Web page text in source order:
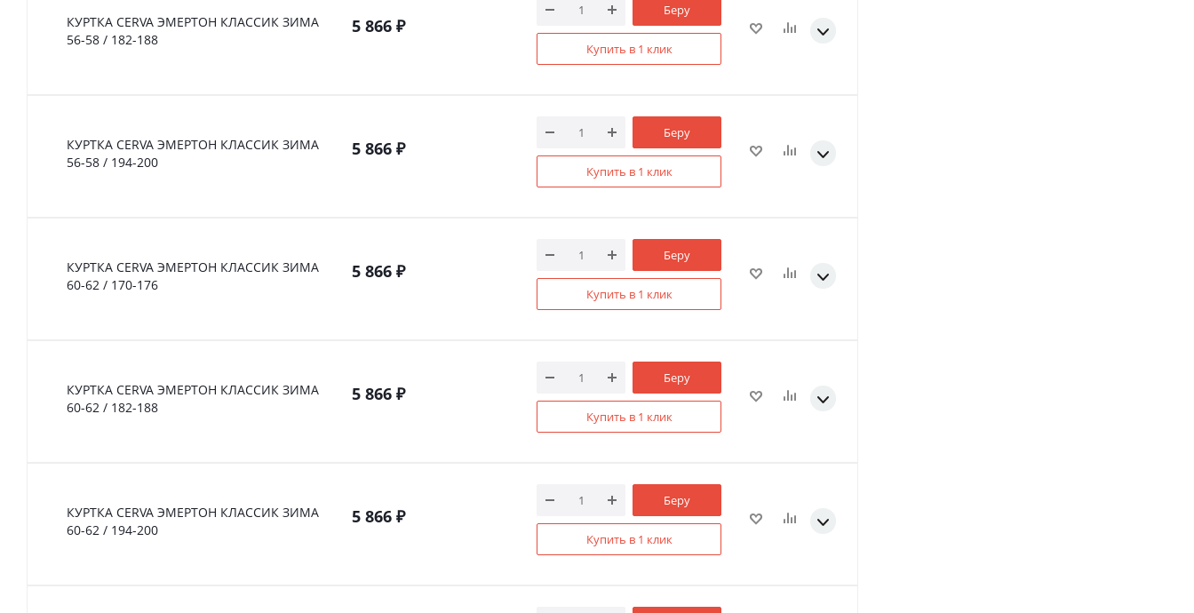
КУРТКА CERVA ЭМЕРТОН КЛАССИК ЗИМА
56-58 / 182-188
5 866 ₽
Беру
Купить в 1 клик
КУРТКА CERVA ЭМЕРТОН КЛАССИК ЗИМА
56-58 / 194-200
5 866 ₽
Беру
Купить в 1 клик
КУРТКА CERVA ЭМЕРТОН КЛАССИК ЗИМА
60-62 / 170-176
5 866 ₽
Беру
Купить в 1 клик
КУРТКА CERVA ЭМЕРТОН КЛАССИК ЗИМА
60-62 / 182-188
5 866 ₽
Беру
Купить в 1 клик
КУРТКА CERVA ЭМЕРТОН КЛАССИК ЗИМА
60-62 / 194-200
5 866 ₽
Беру
Купить в 1 клик